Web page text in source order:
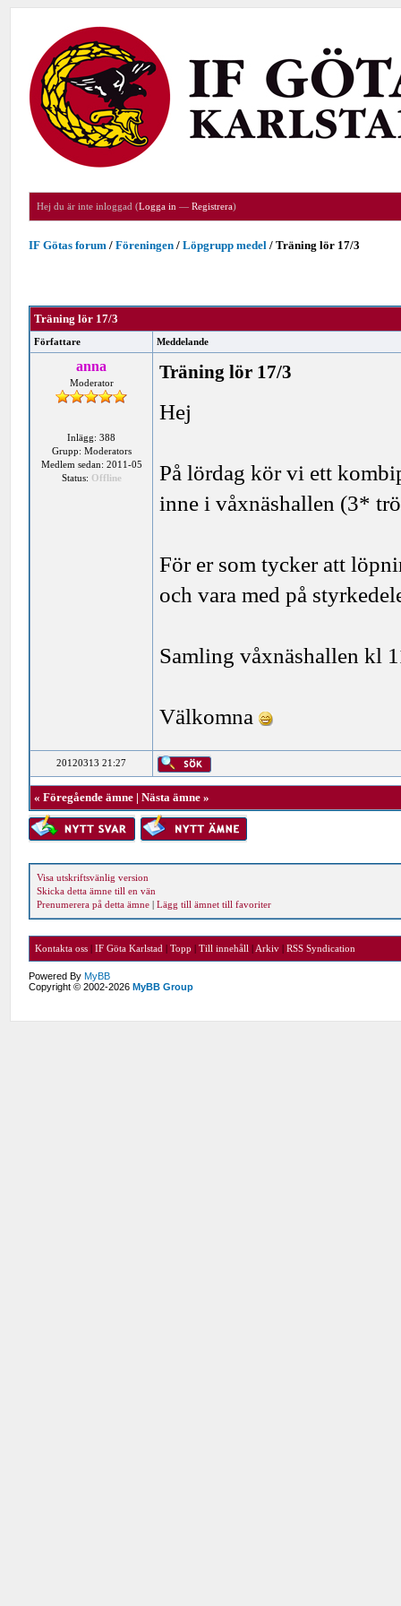
Hej du är inte inloggad (Logga in —Registrera)
IF Götas forum /Föreningen /Löpgrupp medel /Träning lör 17/3
Träning lör 17/3
Författare Meddelande
anna
Moderator
Inlägg: 388
Grupp: Moderators
Medlem sedan: 2011-05
Status: Offline
Träning lör 17/3
Hej
På lördag kör vi ett
inne i våxnäshallen (3*
För er som tycker att
och vara med på
Samling våxnäshallen kl
Välkomna
20120313 21:27
«Föregående ämne |Nästa ämne »
Visa utskriftsvänlig version
Skicka detta ämne till en vän
Prenumerera på detta ämne |Lägg till ämnet till favoriter
Kontakta oss |IF Göta Karlstad |Topp |Till innehåll | Arkiv |RSS Syndication
Powered ByMyBB
Copyright © 2002-2026MyBB Group